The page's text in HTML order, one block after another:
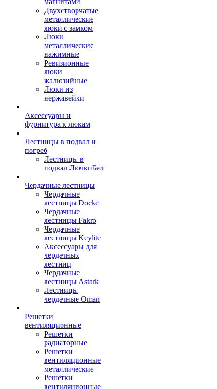
магнитами
Двухстворчатые
металлические
люки с замком
Люки
металлические
нажимные
Ревизионные
люки
жалюзийные
Люки из
нержавейки
Аксессуары и
фурнитура к люкам
Лестницы в подвал и
погреб
Лестницы в
подвал ЛючкиБел
Чердачные лестницы
Чердачные
лестницы Docke
Чердачные
лестницы Fakro
Чердачные
лестницы Keylite
Аксессуары для
чердачных
лестниц
Чердачные
лестницы Astark
Лестницы
чердачные Oman
Решетки
вентиляционные
Решетки
радиаторные
Решетки
вентиляционные
металлические
Решетки
вентиляционные